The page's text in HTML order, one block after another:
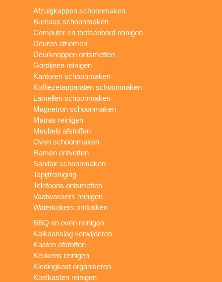
Afzuigkappen schoonmaken
Bureaus schoonmaken
Computer en toetsenbord reinigen
Deuren afnemen
Deurknoppen ontsmetten
Gordijnen reinigen
Kantoren schoonmaken
Koffiezetapparaten schoonmaken
Lamellen schoonmaken
Magnetron schoonmaken
Matras reinigen
Meubels afstoffen
Oven schoonmaken
Ramen ontvetten
Sanitair schoonmaken
Tapijtreiniging
Telefoons ontsmetten
Vaatwassers reinigen
Waterkokers ontkalken
BBQ en oven reinigen
Kalkaanslag verwijderen
Kasten afstoffen
Keukens reinigen
Kledingkast organiseren
Koelkasten reinigen